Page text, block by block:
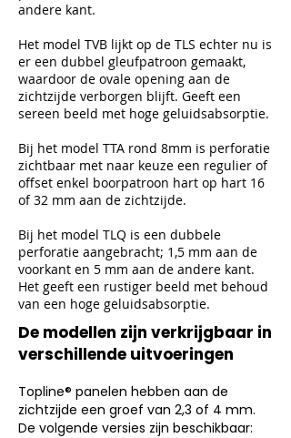
andere kant.
Het model TVB lijkt op de TLS echter nu is
er een dubbel gleufpatroon gemaakt,
waardoor de ovale opening aan de
zichtzijde verborgen blijft. Geeft een
sereen beeld met hoge geluidsabsorptie.
Bij het model TTA rond 8mm is perforatie
zichtbaar met naar keuze een regulier of
offset enkel boorpatroon hart op hart 16
of 32 mm aan de zichtzijde.
Bij het model TLQ is een dubbele
perforatie aangebracht; 1,5 mm aan de
voorkant en 5 mm aan de andere kant.
Het geeft een rustiger beeld met behoud
van een hoge geluidsabsorptie.
De modellen zijn verkrijgbaar in
verschillende uitvoeringen
Topline® panelen hebben aan de
zichtzijde een groef van 2,3 of 4 mm.
De volgende versies zijn beschikbaar: